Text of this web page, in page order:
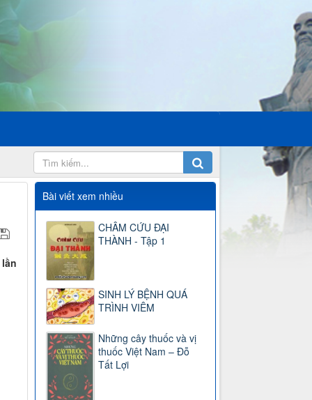
Bài viết xem nhiều
CHÂM CỨU ĐẠI
THÀNH - Tập 1
SINH LÝ BỆNH QUÁ
TRÌNH VIÊM
Những cây thuốc và vị
thuốc Việt Nam – Đỗ
Tất Lợi